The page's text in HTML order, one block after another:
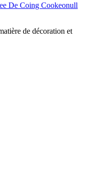
De Coing Cookeonull
de décoration et